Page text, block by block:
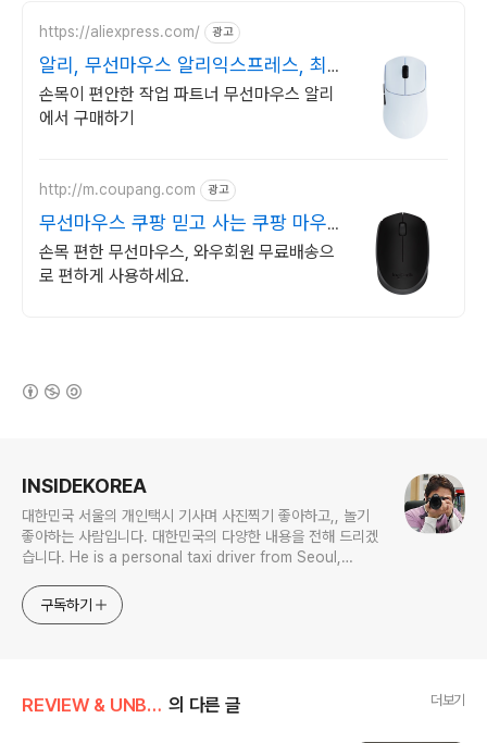
https://aliexpress.com/ 광고
알리, 무선마우스 알리익스프레스, 최
저가 도전
손목이 편안한 작업 파트너 무선마우스 알리
에서 구매하기
http://m.coupang.com 광고
무선마우스 쿠팡 믿고 사는 쿠팡 마우
스
손목 편한 무선마우스, 와우회원 무료배송으
로 편하게 사용하세요.
INSIDEKOREA
대한민국 서울의 개인택시 기사며 사진찍기 좋아하고,, 놀기
좋아하는 사람입니다. 대한민국의 다양한 내용을 전해 드리겠
습니다. He is a personal taxi driver from Seoul,
play. I will give you various contents of Korea.
구독하기
REVIEW & UNBOXING 의 다른 글 더보기